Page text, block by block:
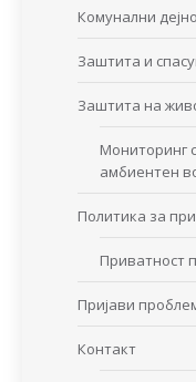
Комунални
Заштита и
Заштита на
Мониторинг
амбиентен
Политика за
Приватност
Пријави
Контакт